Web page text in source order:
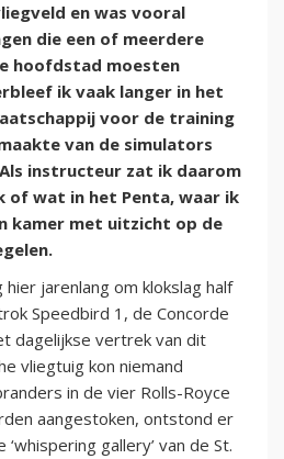
en was vooral
die een of meerdere
hoofdstad moesten
ik vaak langer in het
voor de training
van de simulators
instructeur zat ik daarom
of wat in het Penta, waar ik
kamer met uitzicht op de
jarenlang om klokslag half
Speedbird 1, de Concorde
dagelijkse vertrek van dit
vliegtuig kon niemand
in de vier Rolls-Royce
aangestoken, ontstond er
gallery’ van de St.